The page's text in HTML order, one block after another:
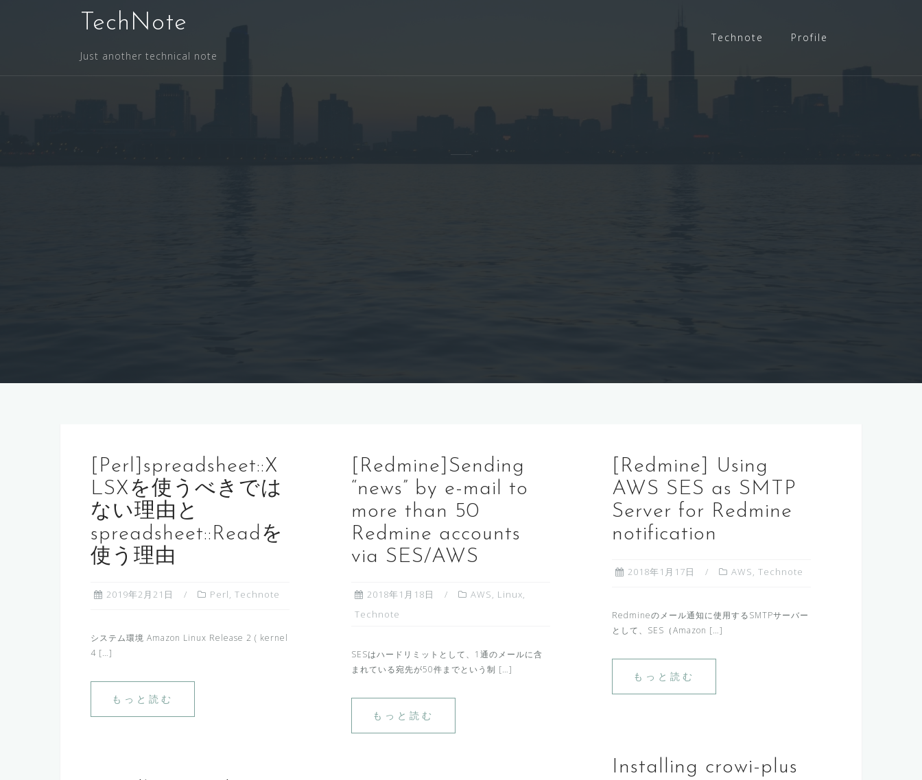
TechNote
Just another technical note
Technote Profile
[Perl]spreadsheet::X
LSXを使うべきでは
ない理由と
spreadsheet::Readを
使う理由
2019年2月21日 Perl Technote
システム環境 Amazon Linux Release 2 ( kernel
4 […]
もっと読む
[Redmine]Sending
“news” by e-mail to
more than 50
Redmine accounts
via SES/AWS
2018年1月18日 AWS Linux
Technote
SESはハードリミットとして、1通のメールに含
まれている宛先が50件までという制 […]
もっと読む
[Redmine] Using
AWS SES as SMTP
Server for Redmine
notification
2018年1月17日 AWS Technote
Redmineのメール通知に使用するSMTPサーバー
として、SES（Amazon […]
もっと読む
Installing crowi-plus